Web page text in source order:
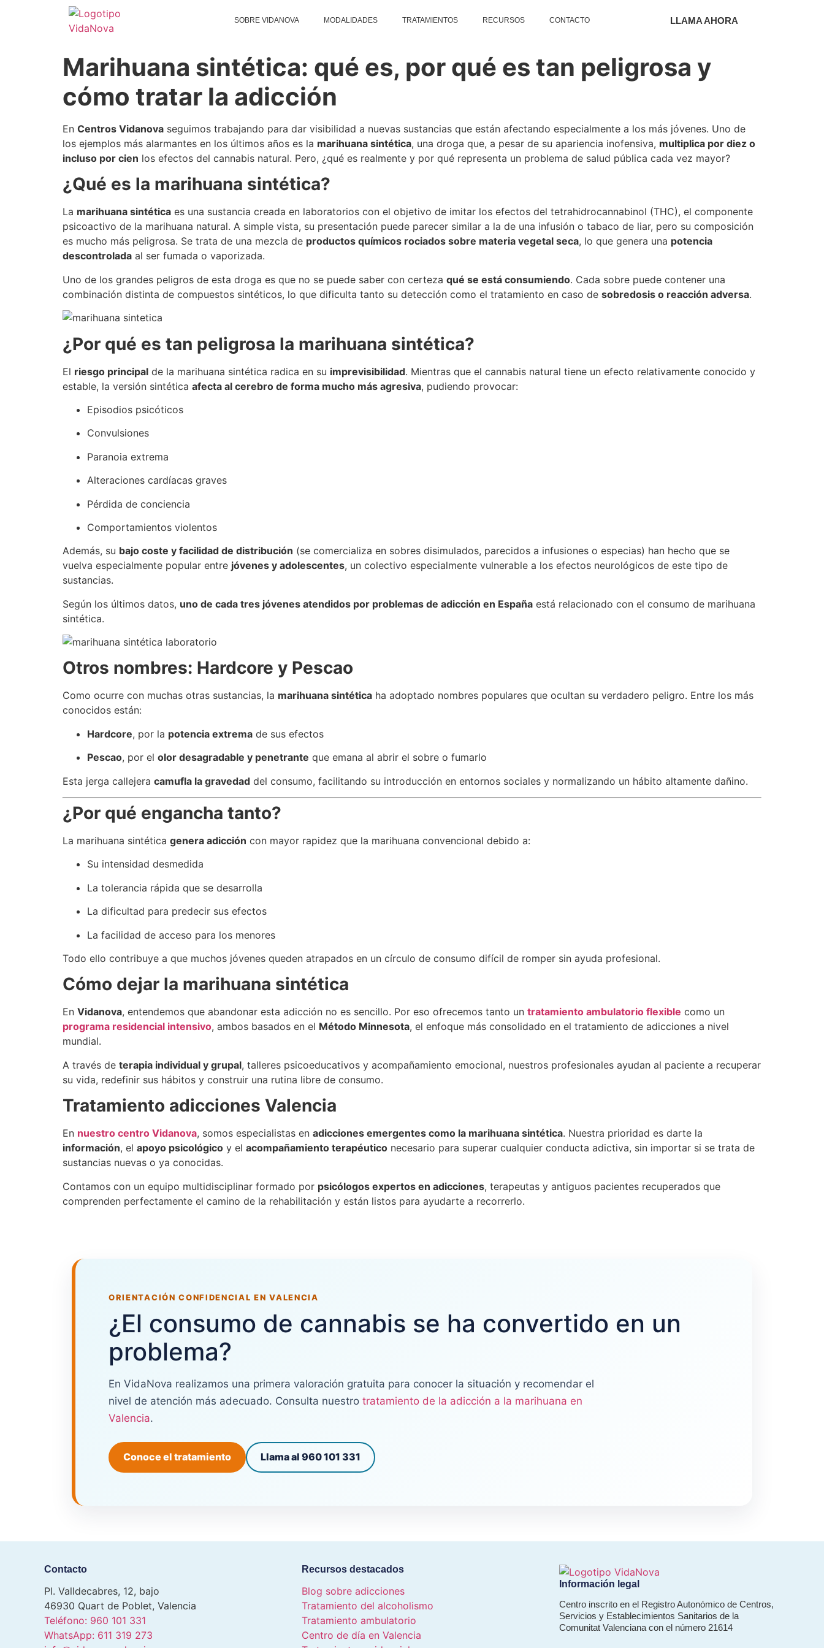
LLAMA AHORA
SOBRE VIDANOVA MODALIDADES TRATAMIENTOS RECURSOS CONTACTO
Marihuana sintética: qué es, por qué es tan peligrosa y
cómo tratar la adicción
En Centros Vidanova seguimos trabajando para dar visibilidad a nuevas sustancias que están afectando especialmente a los más jóvenes. Uno de
los ejemplos más alarmantes en los últimos años es la marihuana sintética, una droga que, a pesar de su apariencia inofensiva, multiplica por diez o
incluso por cien los efectos del cannabis natural. Pero, ¿qué es realmente y por qué representa un problema de salud pública cada vez mayor?
¿Qué es la marihuana sintética?
La marihuana sintética es una sustancia creada en laboratorios con el objetivo de imitar los efectos del tetrahidrocannabinol (THC), el componente
psicoactivo de la marihuana natural. A simple vista, su presentación puede parecer similar a la de una infusión o tabaco de liar, pero su composición
es mucho más peligrosa. Se trata de una mezcla de productos químicos rociados sobre materia vegetal seca, lo que genera una potencia
descontrolada al ser fumada o vaporizada.
Uno de los grandes peligros de esta droga es que no se puede saber con certeza qué se está consumiendo. Cada sobre puede contener una
combinación distinta de compuestos sintéticos, lo que dificulta tanto su detección como el tratamiento en caso de sobredosis o reacción adversa.
¿Por qué es tan peligrosa la marihuana sintética?
El riesgo principal de la marihuana sintética radica en su imprevisibilidad. Mientras que el cannabis natural tiene un efecto relativamente conocido y
estable, la versión sintética afecta al cerebro de forma mucho más agresiva, pudiendo provocar:
Episodios psicóticos
Convulsiones
Paranoia extrema
Alteraciones cardíacas graves
Pérdida de conciencia
Comportamientos violentos
Además, su bajo coste y facilidad de distribución (se comercializa en sobres disimulados, parecidos a infusiones o especias) han hecho que se
vuelva especialmente popular entre jóvenes y adolescentes, un colectivo especialmente vulnerable a los efectos neurológicos de este tipo de
sustancias.
Según los últimos datos, uno de cada tres jóvenes atendidos por problemas de adicción en España está relacionado con el consumo de marihuana
sintética.
Otros nombres: Hardcore y Pescao
Como ocurre con muchas otras sustancias, la marihuana sintética ha adoptado nombres populares que ocultan su verdadero peligro. Entre los más
conocidos están:
Hardcore, por la potencia extrema de sus efectos
Pescao, por el olor desagradable y penetrante que emana al abrir el sobre o fumarlo
Esta jerga callejera camufla la gravedad del consumo, facilitando su introducción en entornos sociales y normalizando un hábito altamente dañino.
¿Por qué engancha tanto?
La marihuana sintética genera adicción con mayor rapidez que la marihuana convencional debido a:
Su intensidad desmedida
La tolerancia rápida que se desarrolla
La dificultad para predecir sus efectos
La facilidad de acceso para los menores
Todo ello contribuye a que muchos jóvenes queden atrapados en un círculo de consumo difícil de romper sin ayuda profesional.
Cómo dejar la marihuana sintética
En Vidanova, entendemos que abandonar esta adicción no es sencillo. Por eso ofrecemos tanto un tratamiento ambulatorio flexible como un
programa residencial intensivo, ambos basados en el Método Minnesota, el enfoque más consolidado en el tratamiento de adicciones a nivel
mundial.
A través de terapia individual y grupal, talleres psicoeducativos y acompañamiento emocional, nuestros profesionales ayudan al paciente a recuperar
su vida, redefinir sus hábitos y construir una rutina libre de consumo.
Tratamiento adicciones Valencia
En nuestro centro Vidanova, somos especialistas en adicciones emergentes como la marihuana sintética. Nuestra prioridad es darte la
información, el apoyo psicológico y el acompañamiento terapéutico necesario para superar cualquier conducta adictiva, sin importar si se trata de
sustancias nuevas o ya conocidas.
Contamos con un equipo multidisciplinar formado por psicólogos expertos en adicciones, terapeutas y antiguos pacientes recuperados que
comprenden perfectamente el camino de la rehabilitación y están listos para ayudarte a recorrerlo.
ORIENTACIÓN CONFIDENCIAL EN VALENCIA
¿El consumo de cannabis se ha convertido en un
problema?
En VidaNova realizamos una primera valoración gratuita para conocer la situación y recomendar el
nivel de atención más adecuado. Consulta nuestro tratamiento de la adicción a la marihuana en
Valencia.
Conoce el tratamiento Llama al 960 101 331
Contacto
Pl. Valldecabres, 12, bajo
46930 Quart de Poblet, Valencia
Teléfono: 960 101 331
WhatsApp: 611 319 273
Recursos destacados
Blog sobre adicciones
Tratamiento del alcoholismo
Tratamiento ambulatorio
Centro de día en Valencia
Información legal
Centro inscrito en el Registro Autonómico de Centros,
Servicios y Establecimientos Sanitarios de la
Comunitat Valenciana con el número 21614